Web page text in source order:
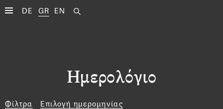
DE GR EN
Ημερολόγιο
Φίλτρα Επιλογή ημερομηνίας